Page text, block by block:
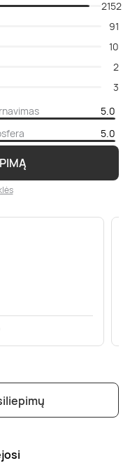
2152
91
10
2
3
5.0
5.0